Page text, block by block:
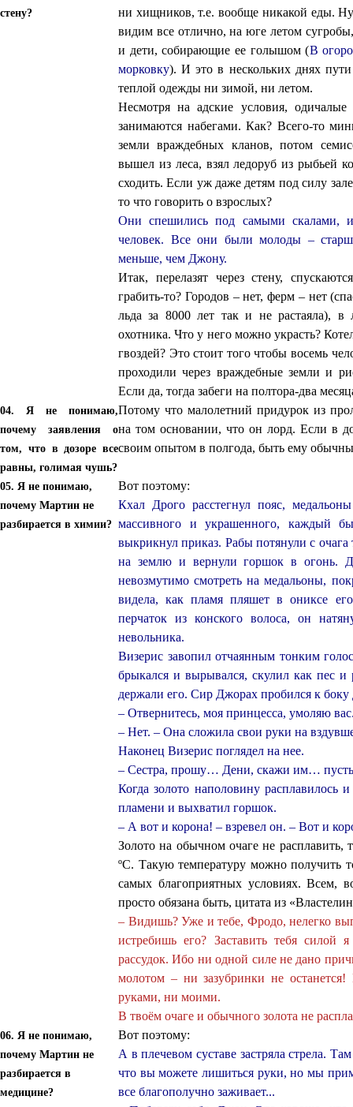
стену?
ни хищников, т.е. вообще никакой еды.
видим все отлично, на юге летом
и дети, собирающие ее голышом (В
морковку). И это в нескольких днях
теплой одежды ни зимой, ни летом.
Несмотря на адские условия,
занимаются набегами. Как? Всего-то
земли враждебных кланов, потом
вышел из леса, взял ледоруб из рыбьей
сходить. Если уж даже детям под силу
то что говорить о взрослых?
Они спешились под самыми скалами,
человек. Все они были молоды –
меньше, чем Джону.
Итак, перелазят через стену,
грабить-то? Городов – нет, ферм – нет
льда за 8000 лет так и не растаяла),
охотника. Что у него можно украсть?
гвоздей? Это стоит того чтобы восемь
проходили через враждебные земли и
Если да, тогда забеги на полтора-два
04. Я не понимаю,
почему заявления о
том, что в дозоре все
равны, голимая чушь?
Потому что малолетний придурок из
на том основании, что он лорд. Если в
своим опытом в полгода, быть ему
05. Я не понимаю,
почему Мартин не
разбирается в химии?
Вот поэтому:
Кхал Дрого расстегнул пояс,
массивного и украшенного, каждый
выкрикнул приказ. Рабы потянули с
на землю и вернули горшок в огонь.
невозмутимо смотреть на медальоны,
видела, как пламя пляшет в ониксе
перчаток из конского волоса, он
невольника.
Визерис завопил отчаянным тонким
брыкался и вырывался, скулил как пес
держали его. Сир Джорах пробился к
– Отвернитесь, моя принцесса, умоляю
– Нет. – Она сложила свои руки на
Наконец Визерис поглядел на нее.
– Сестра, прошу… Дени, скажи им…
Когда золото наполовину расплавилось
пламени и выхватил горшок.
– А вот и корона! – взревел он. – Вот и
Золото на обычном очаге не расплавить,
ºС. Такую температуру можно получить
самых благоприятных условиях. Всем,
просто обязана быть, цитата из
– Видишь? Уже и тебе, Фродо, нелегко
истребишь его? Заставить тебя
рассудок. Ибо ни одной силе не дано
молотом – ни зазубринки не
руками, ни моими.
В твоём очаге и обычного золота не
06. Я не понимаю,
почему Мартин не
разбирается в
медицине?
Вот поэтому:
А в плечевом суставе застряла стрела.
что вы можете лишиться руки, но мы
все благополучно заживает...